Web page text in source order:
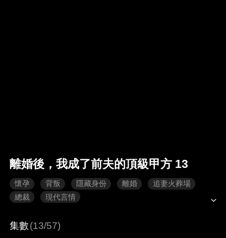
離婚後，我成了前夫的頂級甲方 13
懷孕 背叛 隱藏身份 離婚
追妻火葬場
總裁
現代言情
集數(13/57)